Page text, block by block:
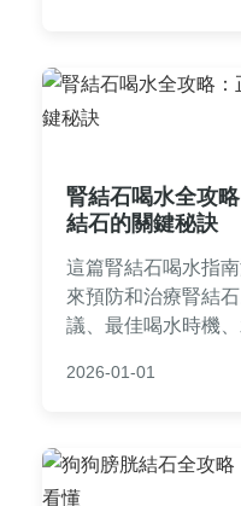
腎結石喝水全攻
結石的關鍵秘訣
這篇腎結石喝水指
來預防和治療腎結
議、最佳喝水時機
基於醫學知識，提
2026-01-01